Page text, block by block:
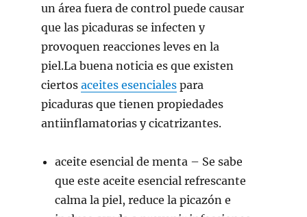
un área fuera de control puede causar
que las picaduras se infecten y
provoquen reacciones leves en la
piel.La buena noticia es que existen
ciertos aceites esenciales para
picaduras que tienen propiedades
antiinflamatorias y cicatrizantes.
aceite esencial de menta – Se sabe
que este aceite esencial refrescante
calma la piel, reduce la picazón e